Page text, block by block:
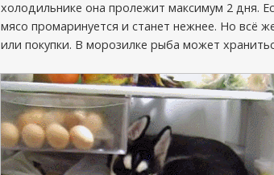
холодильнике она пролежит максимум 2 дня.
мясо промаринуется и станет нежнее. Но всё
или покупки. В морозилке рыба может